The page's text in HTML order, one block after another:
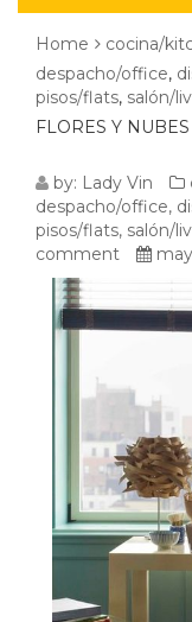
Home cocina/
despacho/office,
pisos/flats, salón/
FLORES Y NUBES
DE
FLORES
Y
NUBES
by: Lady Vin
despacho/office,
pisos/flats, salón/
comment